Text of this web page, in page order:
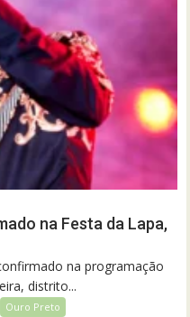
na Festa da Lapa,
na programação
distrito...
Ouro Preto